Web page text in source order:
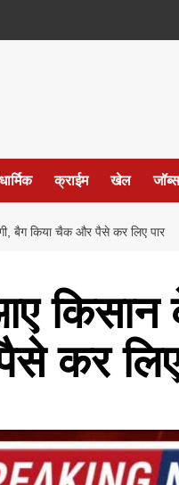
क्राईम खेल
बैग किया चैक और पैसे कर लिए पार
कर लिए